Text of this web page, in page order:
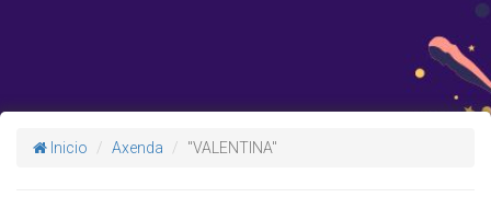
Inicio Axenda "VALENTINA"